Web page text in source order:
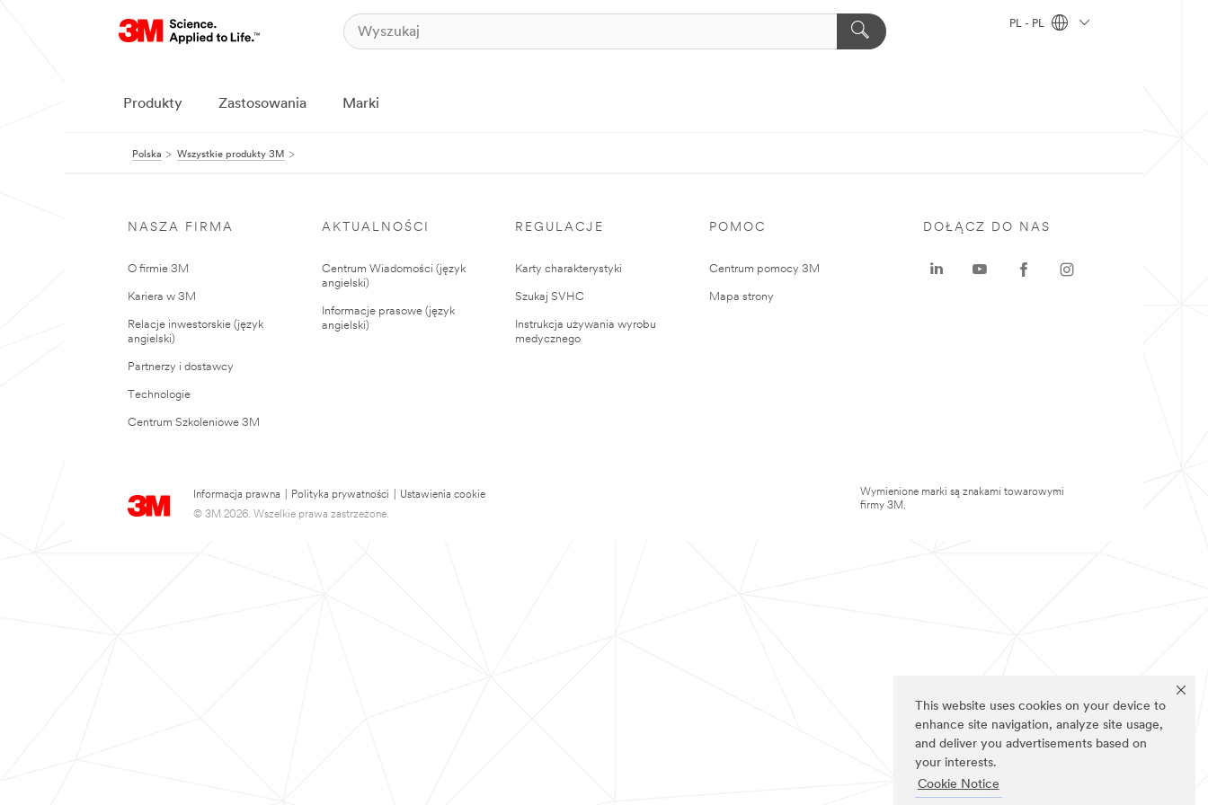
This website uses cookies on your device to
enhance site navigation, analyze site usage,
and deliver you advertisements based on
your interests.
Cookie Notice
PL - PL
Produkty Zastosowania Marki
Polska Wszystkie produkty 3M
NASZA FIRMA
O firmie 3M
Kariera w 3M
Relacje inwestorskie (język
angielski)
Partnerzy i dostawcy
Technologie
Centrum Szkoleniowe 3M
AKTUALNOŚCI
Centrum Wiadomości (język
angielski)
Informacje prasowe (język
angielski)
REGULACJE
Karty charakterystyki
Szukaj SVHC
Instrukcja używania wyrobu
medycznego
POMOC
Centrum pomocy 3M
Mapa strony
Informacja prawna Polityka prywatności
Ustawienia cookie
© 3M 2026. Wszelkie prawa zastrzeżone.
DOŁĄCZ DO NAS
Wymienione marki są znakami towarowymi
firmy 3M.